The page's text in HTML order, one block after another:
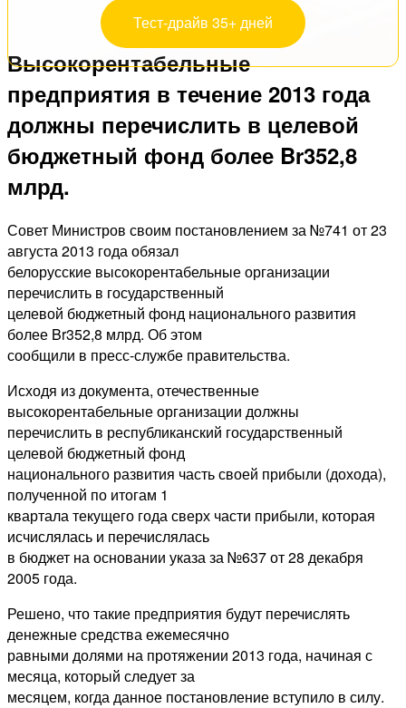
Тест-драйв 35+ дней
Высокорентабельные
предприятия в течение 2013 года
должны перечислить в целевой
бюджетный фонд более Br352,8
млрд.
Совет Министров своим постановлением за №741 от 23
августа 2013 года обязал
белорусские высокорентабельные организации
перечислить в государственный
целевой бюджетный фонд национального развития
более Br352,8 млрд. Об этом
сообщили в пресс-службе правительства.
Исходя из документа, отечественные
высокорентабельные организации должны
перечислить в республиканский государственный
целевой бюджетный фонд
национального развития часть своей прибыли (дохода),
полученной по итогам 1
квартала текущего года сверх части прибыли, которая
исчислялась и перечислялась
в бюджет на основании указа за №637 от 28 декабря
2005 года.
Решено, что такие предприятия будут перечислять
денежные средства ежемесячно
равными долями на протяжении 2013 года, начиная с
месяца, который следует за
месяцем, когда данное постановление вступило в силу.